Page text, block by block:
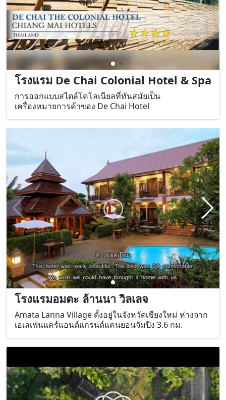
โรงแรม De Chai Colonial Hotel & Spa
การออกแบบสไตล์โคโลเนียลที่ทันสมัยเป็น
เครื่องหมายการค้าของ De Chai Hotel
โรงแรมอมตะ ล้านนา วิลเลจ
Amata Lanna Village ตั้งอยู่ในจังหวัดเชียงใหม่ ห่างจาก
เอเลเฟ่นแคร์แอนด์แกรนด์แคนยอนจัมปิง 3.6 กม.